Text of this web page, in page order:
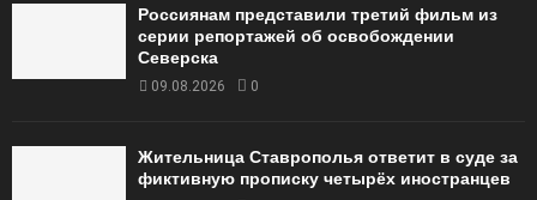
Россиянам представили третий фильм из
серии репортажей об освобождении
Северска
09.08.2026 0
Жительница Ставрополья ответит в суде за
фиктивную прописку четырёх иностранцев